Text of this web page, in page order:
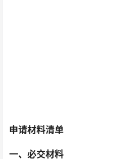
申请材料清单
一、必交材料